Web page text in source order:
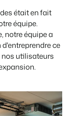
était en fait
équipe.
notre équipe a
ce
nos utilisateurs